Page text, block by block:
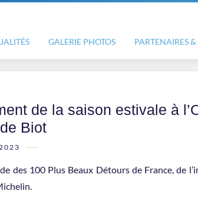
GALERIE PHOTOS PARTENAIRES
de la saison estivale à
Biot
des 100 Plus Beaux Détours de France, de